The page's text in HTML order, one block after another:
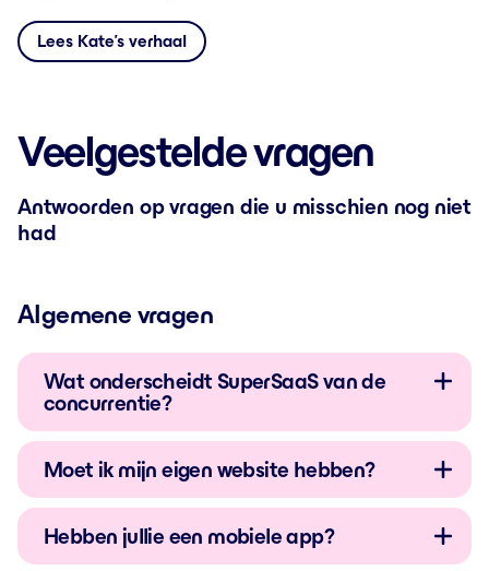
Lees Kate’s verhaal
Veelgestelde vragen
Antwoorden op vragen die u misschien nog niet
had
Algemene vragen
Wat onderscheidt SuperSaaS van de
concurrentie?
Moet ik mijn eigen website hebben?
Hebben jullie een mobiele app?